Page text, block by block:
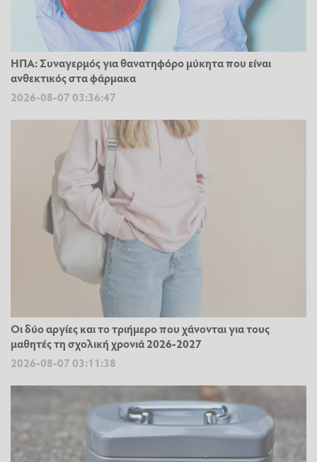
ΗΠΑ: Συναγερμός για θανατηφόρο μύκητα που είναι
ανθεκτικός στα φάρμακα
2026-08-07 03:36:47
Οι δύο αργίες και το τριήμερο που χάνονται για τους
μαθητές τη σχολική χρονιά 2026-2027
2026-08-07 03:11:38